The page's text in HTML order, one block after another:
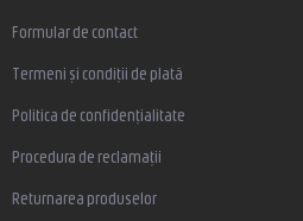
Formular de contact
Termeni și condiții de plată
Politica de confidențialitate
Procedura de reclamații
Returnarea produselor